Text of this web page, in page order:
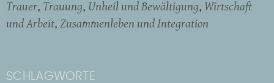
Trauer Trauung Unheil und Bewältigung Wirtschaft
und Arbeit Zusammenleben und Integration
SCHLAGWORTE